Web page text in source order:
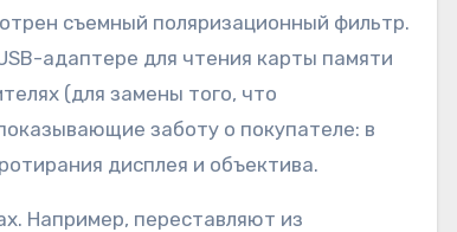
съемный поляризационный фильтр.
адаптере для чтения карты памяти
(для замены того, что
заботу о покупателе: в
дисплея и объектива.
Например, переставляют из